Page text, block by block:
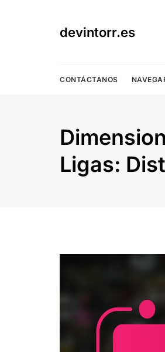
devintorr.es
CONTÁCTANOS
Ligas: